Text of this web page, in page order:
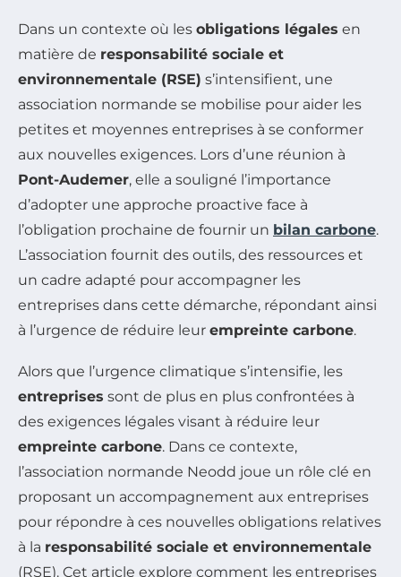
Dans un contexte où les obligations légales en
matière de responsabilité sociale et
environnementale (RSE) s’intensifient, une
association normande se mobilise pour aider les
petites et moyennes entreprises à se conformer
aux nouvelles exigences. Lors d’une réunion à
Pont-Audemer, elle a souligné l’importance
d’adopter une approche proactive face à
l’obligation prochaine de fournir un bilan carbone.
L’association fournit des outils, des ressources et
un cadre adapté pour accompagner les
entreprises dans cette démarche, répondant ainsi
à l’urgence de réduire leur empreinte carbone.
Alors que l’urgence climatique s’intensifie, les
entreprises sont de plus en plus confrontées à
des exigences légales visant à réduire leur
empreinte carbone. Dans ce contexte,
l’association normande Neodd joue un rôle clé en
proposant un accompagnement aux entreprises
pour répondre à ces nouvelles obligations relatives
à la responsabilité sociale et environnementale
(RSE). Cet article explore comment les entreprises